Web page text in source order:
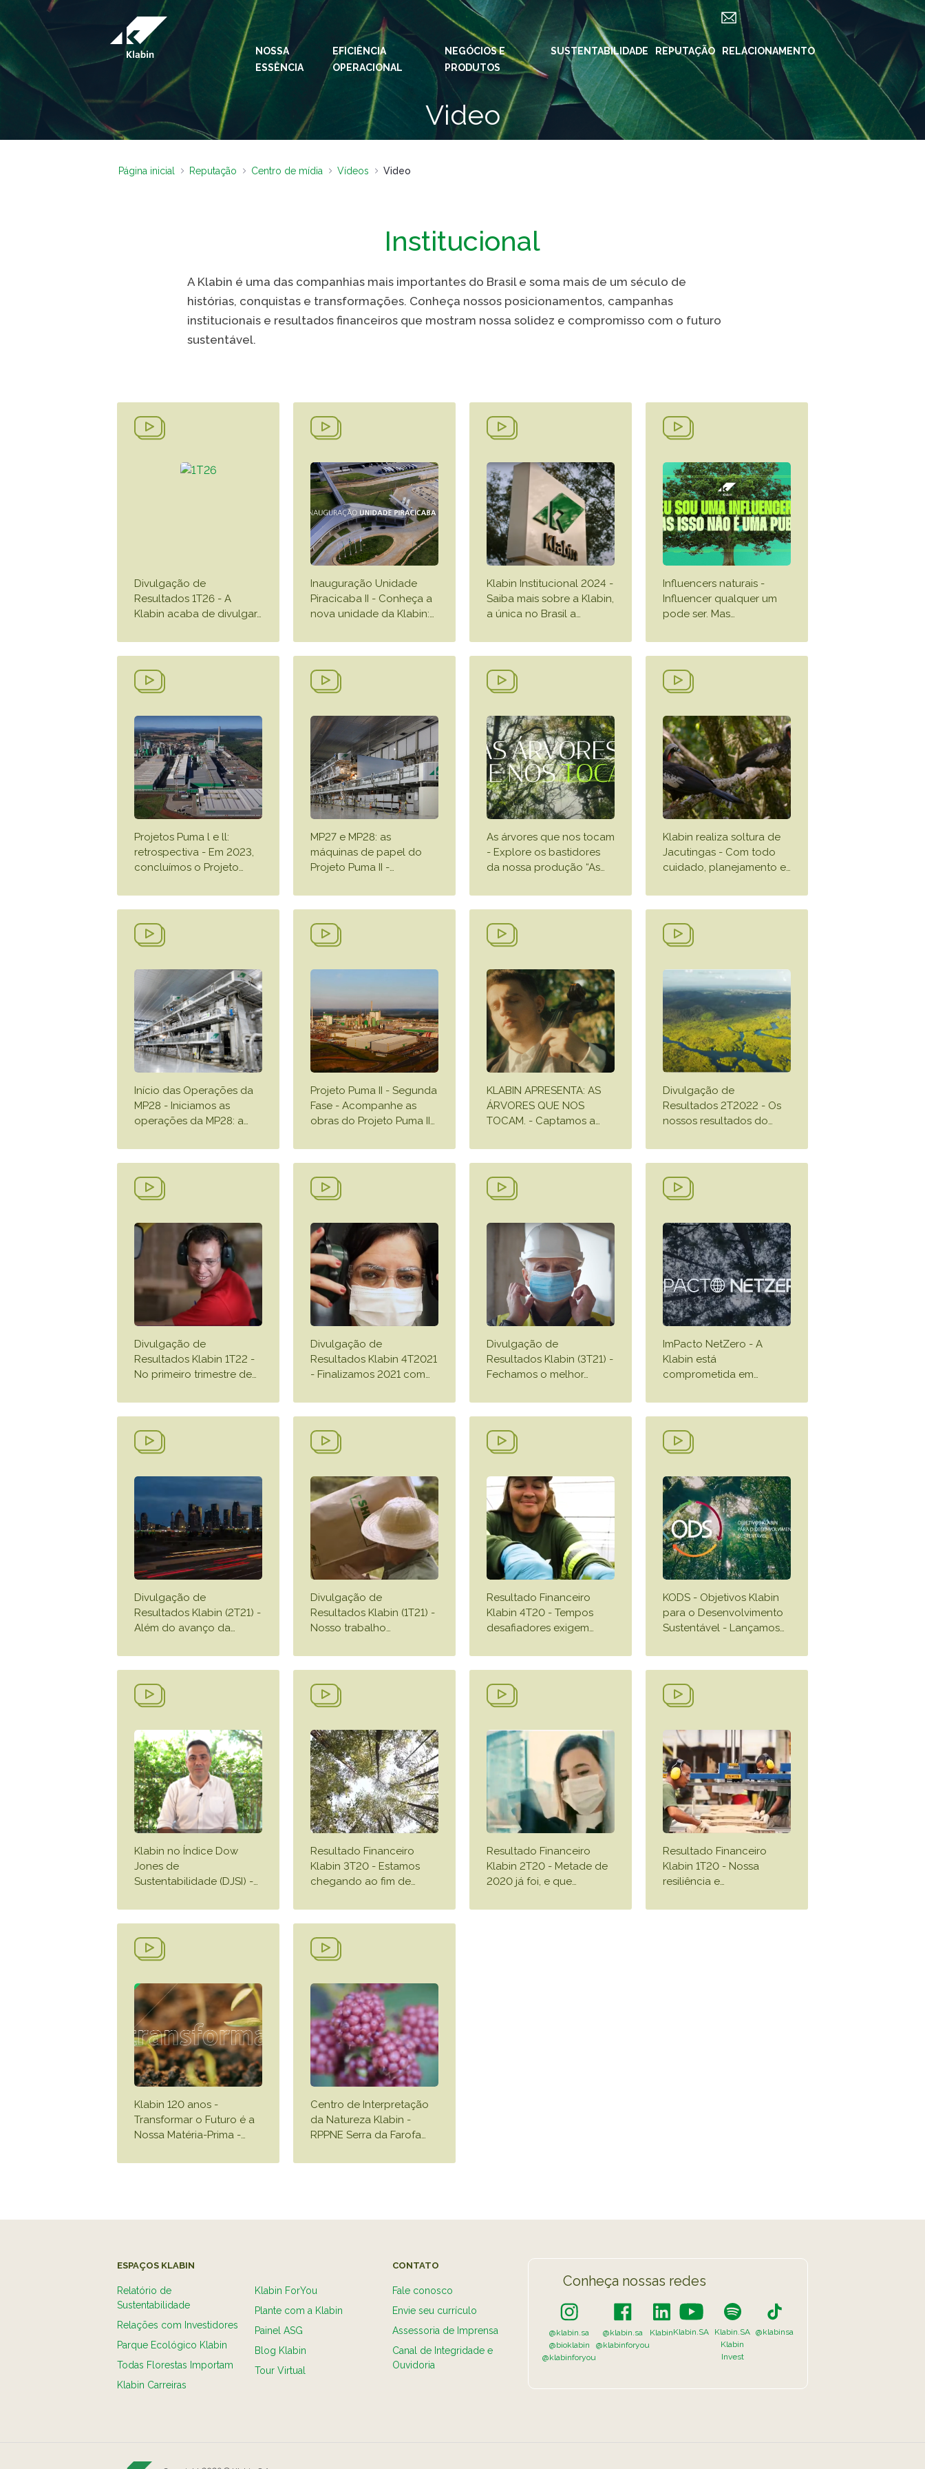
Pular para o Conteúdo principal
NOSSA
ESSÊNCIA
EFICIÊNCIA
OPERACIONAL
NEGÓCIOS E
PRODUTOS
SUSTENTABILIDADE REPUTAÇÃO RELACIONAMENTO
Video
IDIOMAS: PT EN ES
ESPAÇOS KLABIN
Relações com
Investidores
Todas Florestas
Importam
Klabin ForYou
Klabin Carreiras
Klabin
REDES SOCIAIS
Instagram
TikTok
Página inicial Reputação Centro de mídia Vídeos Video
Institucional
A Klabin é uma das companhias mais importantes do Brasil e soma mais de um século de
histórias, conquistas e transformações. Conheça nossos posicionamentos, campanhas
institucionais e resultados financeiros que mostram nossa solidez e compromisso com o futuro
sustentável.
Divulgação de
Resultados 1T26 - A
Klabin acaba de divulgar…
Inauguração Unidade
Piracicaba II - Conheça a
nova unidade da Klabin:…
Klabin Institucional 2024 -
Saiba mais sobre a Klabin,
a única no Brasil a…
Influencers naturais -
Influencer qualquer um
pode ser. Mas…
Projetos Puma l e ll:
retrospectiva - Em 2023,
concluímos o Projeto…
MP27 e MP28: as
máquinas de papel do
Projeto Puma II -…
As árvores que nos tocam
- Explore os bastidores
da nossa produção “As…
Klabin realiza soltura de
Jacutingas - Com todo
cuidado, planejamento e…
Início das Operações da
MP28 - Iniciamos as
operações da MP28: a…
Projeto Puma II - Segunda
Fase - Acompanhe as
obras do Projeto Puma II…
KLABIN APRESENTA: AS
ÁRVORES QUE NOS
TOCAM. - Captamos a…
Divulgação de
Resultados 2T2022 - Os
nossos resultados do…
Divulgação de
Resultados Klabin 1T22 -
No primeiro trimestre de…
Divulgação de
Resultados Klabin 4T2021
- Finalizamos 2021 com…
Divulgação de
Resultados Klabin (3T21) -
Fechamos o melhor…
ImPacto NetZero - A
Klabin está
comprometida em…
Divulgação de
Resultados Klabin (2T21) -
Além do avanço da…
Divulgação de
Resultados Klabin (1T21) -
Nosso trabalho…
Resultado Financeiro
Klabin 4T20 - Tempos
desafiadores exigem…
KODS - Objetivos Klabin
para o Desenvolvimento
Sustentável - Lançamos…
Klabin no Índice Dow
Jones de
Sustentabilidade (DJSI) -…
Resultado Financeiro
Klabin 3T20 - Estamos
chegando ao fim de…
Resultado Financeiro
Klabin 2T20 - Metade de
2020 já foi, e que…
Resultado Financeiro
Klabin 1T20 - Nossa
resiliência e…
Klabin 120 anos -
Transformar o Futuro é a
Nossa Matéria-Prima -…
Centro de Interpretação
da Natureza Klabin -
RPPNE Serra da Farofa…
ESPAÇOS KLABIN
Relatório de
Sustentabilidade
Relações com Investidores
Parque Ecológico Klabin
Todas Florestas Importam
Klabin Carreiras
Klabin ForYou
Plante com a Klabin
Painel ASG
Blog Klabin
Tour Virtual
CONTATO
Fale conosco
Envie seu currículo
Assessoria de Imprensa
Canal de Integridade e
Ouvidoria
Conheça nossas redes
@klabin.sa
@bioklabin
@klabinforyou
@klabin.sa
@klabinforyou
KlabinKlabin.SA
Klabin.SA
Klabin
Invest
@klabinsa